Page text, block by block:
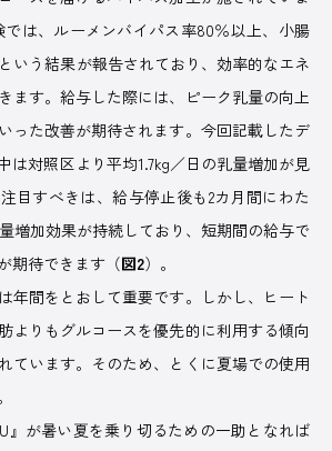
では、ルーメンバイパス率80％以上、小腸
いう結果が報告されており、効率的なエネ
ます。給与した際には、ピーク乳量の向上
った改善が期待されます。今回記載したデ
は対照区より平均1.7kg／日の乳量増加が見
目すべきは、給与停止後も2カ月間にわた
増加効果が持続しており、短期間の給与で
期待できます（図2）。
年間をとおして重要です。しかし、ヒート
よりもグルコースを優先的に利用する傾向
ています。そのため、とくに夏場での使用
』が暑い夏を乗り切るための一助となれば